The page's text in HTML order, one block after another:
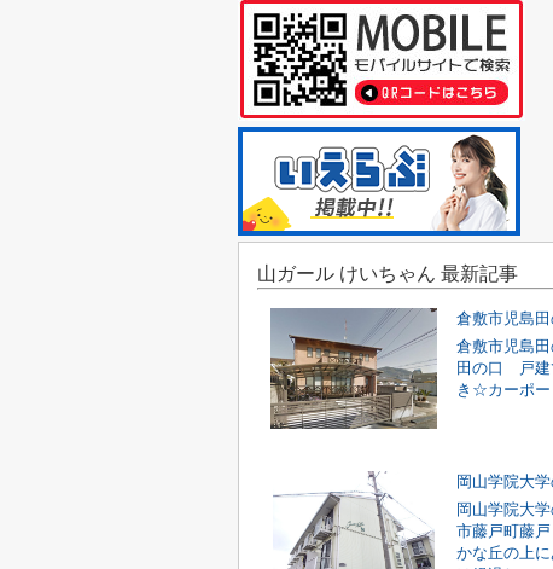
山ガール けいちゃん 最新記事
倉敷市児島
倉敷市児島
田の口 戸建
き☆カーポー
岡山学院大
岡山学院大
市藤戸町藤
かな丘の上